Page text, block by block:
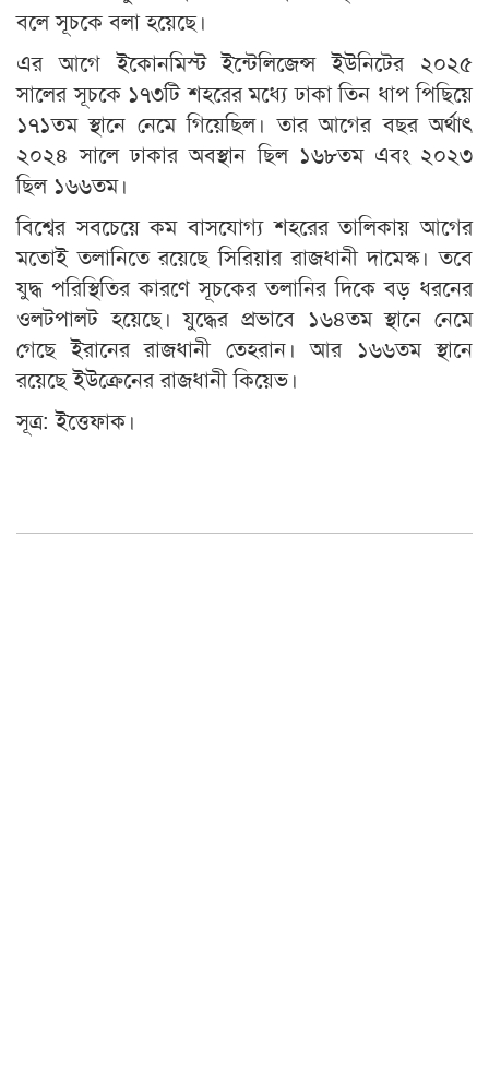
বলে সূচকে বলা হয়েছে।
এর আগে ইকোনমিস্ট ইন্টেলিজেন্স ইউনিটের ২০২৫
সালের সূচকে ১৭৩টি শহরের মধ্যে ঢাকা তিন ধাপ পিছিয়ে
১৭১তম স্থানে নেমে গিয়েছিল। তার আগের বছর অর্থাৎ
২০২৪ সালে ঢাকার অবস্থান ছিল ১৬৮তম এবং ২০২৩
ছিল ১৬৬তম।
বিশ্বের সবচেয়ে কম বাসযোগ্য শহরের তালিকায় আগের
মতোই তলানিতে রয়েছে সিরিয়ার রাজধানী দামেস্ক। তবে
যুদ্ধ পরিস্থিতির কারণে সূচকের তলানির দিকে বড় ধরনের
ওলটপালট হয়েছে। যুদ্ধের প্রভাবে ১৬৪তম স্থানে নেমে
গেছে ইরানের রাজধানী তেহরান। আর ১৬৬তম স্থানে
রয়েছে ইউক্রেনের রাজধানী কিয়েভ।
সূত্র: ইত্তেফাক।